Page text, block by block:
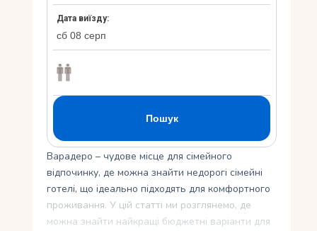
Варадеро – чудове місце для сімейного
відпочинку, де можна знайти недорогі сімейні
готелі, що ідеально підходять для комфортного
проживання. У цій статті ми розглянемо, де
можна знайти найкращі бюджетні варіанти для